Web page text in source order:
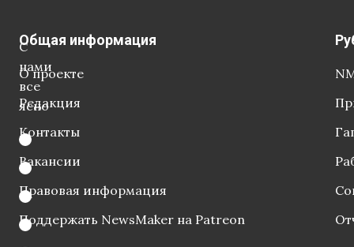
С
нами
все
ясно
Общая информация
О проекте
Редакция
Контакты
Вакансии
Правовая информация
Поддержать NewsMaker на Patreon